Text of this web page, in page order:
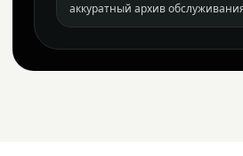
аккуратный архив